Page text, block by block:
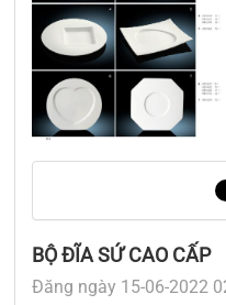
BỘ ĐĨA SỨ CAO CẤP
Đăng ngày 15-06-2022